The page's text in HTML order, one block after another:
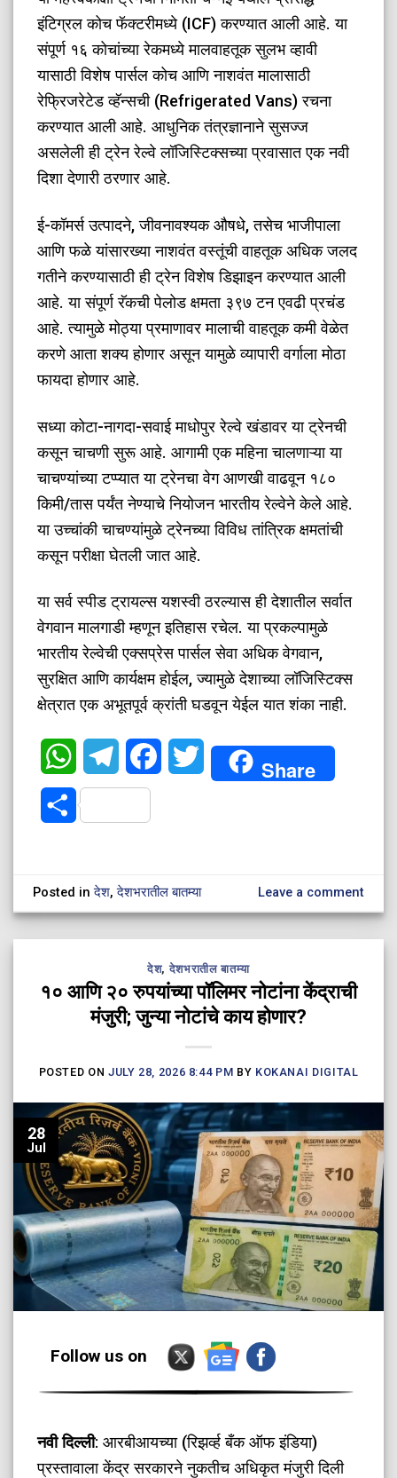
इंटिग्रल कोच फॅक्टरीमध्ये (ICF) करण्यात आली आहे. या
संपूर्ण १६ कोचांच्या रेकमध्ये मालवाहतूक सुलभ व्हावी
यासाठी विशेष पार्सल कोच आणि नाशवंत मालासाठी
रेफ्रिजरेटेड व्हॅन्सची (Refrigerated Vans) रचना
करण्यात आली आहे. आधुनिक तंत्रज्ञानाने सुसज्ज
असलेली ही ट्रेन रेल्वे लॉजिस्टिक्सच्या प्रवासात एक नवी
दिशा देणारी ठरणार आहे.
​ई-कॉमर्स उत्पादने, जीवनावश्यक औषधे, तसेच भाजीपाला
आणि फळे यांसारख्या नाशवंत वस्तूंची वाहतूक अधिक जलद
गतीने करण्यासाठी ही ट्रेन विशेष डिझाइन करण्यात आली
आहे. या संपूर्ण रॅकची पेलोड क्षमता ३९७ टन एवढी प्रचंड
आहे. त्यामुळे मोठ्या प्रमाणावर मालाची वाहतूक कमी वेळेत
करणे आता शक्य होणार असून यामुळे व्यापारी वर्गाला मोठा
फायदा होणार आहे.
​सध्या कोटा-नागदा-सवाई माधोपुर रेल्वे खंडावर या ट्रेनची
कसून चाचणी सुरू आहे. आगामी एक महिना चालणाऱ्या या
चाचण्यांच्या टप्प्यात या ट्रेनचा वेग आणखी वाढवून १८०
किमी/तास पर्यंत नेण्याचे नियोजन भारतीय रेल्वेने केले आहे.
या उच्चांकी चाचण्यांमुळे ट्रेनच्या विविध तांत्रिक क्षमतांची
कसून परीक्षा घेतली जात आहे.
​या सर्व स्पीड ट्रायल्स यशस्वी ठरल्यास ही देशातील सर्वात
वेगवान मालगाडी म्हणून इतिहास रचेल. या प्रकल्पामुळे
भारतीय रेल्वेची एक्सप्रेस पार्सल सेवा अधिक वेगवान,
सुरक्षित आणि कार्यक्षम होईल, ज्यामुळे देशाच्या लॉजिस्टिक्स
क्षेत्रात एक अभूतपूर्व क्रांती घडवून येईल यात शंका नाही.
WhatsAppTelegramFacebookTwitter Share
Share
Posted inदेश,देशभरातील बातम्या Leave a comment
देश, देशभरातील बातम्या
१० आणि २० रुपयांच्या पॉलिमर नोटांना केंद्राची
मंजुरी; जुन्या नोटांचे काय होणार?
POSTED ON JULY 28, 2026 8:44 PM BY KOKANAI DIGITAL
28
Jul
Follow us on
​नवी दिल्ली: आरबीआयच्या (रिझर्व्ह बँक ऑफ इंडिया)
प्रस्तावाला केंद्र सरकारने नुकतीच अधिकृत मंजुरी दिली